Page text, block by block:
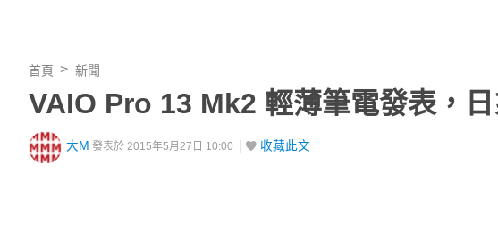
首頁 新聞
VAIO Pro 13 Mk2 輕薄筆電發表，
大M 發表於 2015年5月27日 10:00 收藏此文